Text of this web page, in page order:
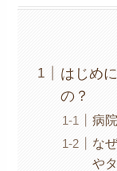
はじめ
の？
病
な
や